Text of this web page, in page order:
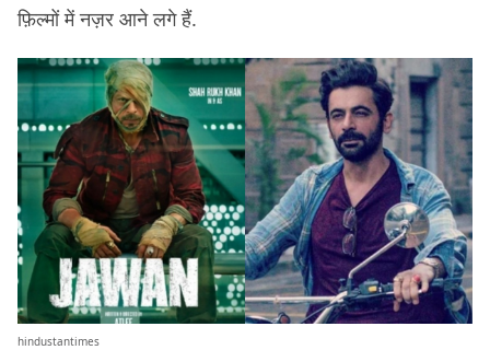
फ़िल्मों में नज़र आने लगे हैं.
hindustantimes